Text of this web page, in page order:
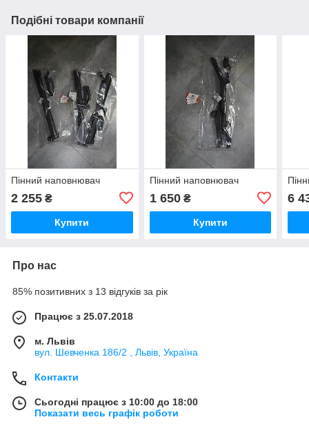
Подібні товари компанії
Пінний наповнювач
2 255 ₴
Купити
Пінний наповнювач
1 650₴
Купити
6
Про нас
85% позитивних з 13 відгуків за рік
Працює з 25.07.2018
м. Львів
вул. Шевченка 186/2 , Львів, Україна
Контакти
Сьогодні працює з 10:00 до 18:00
Показати весь графік роботи